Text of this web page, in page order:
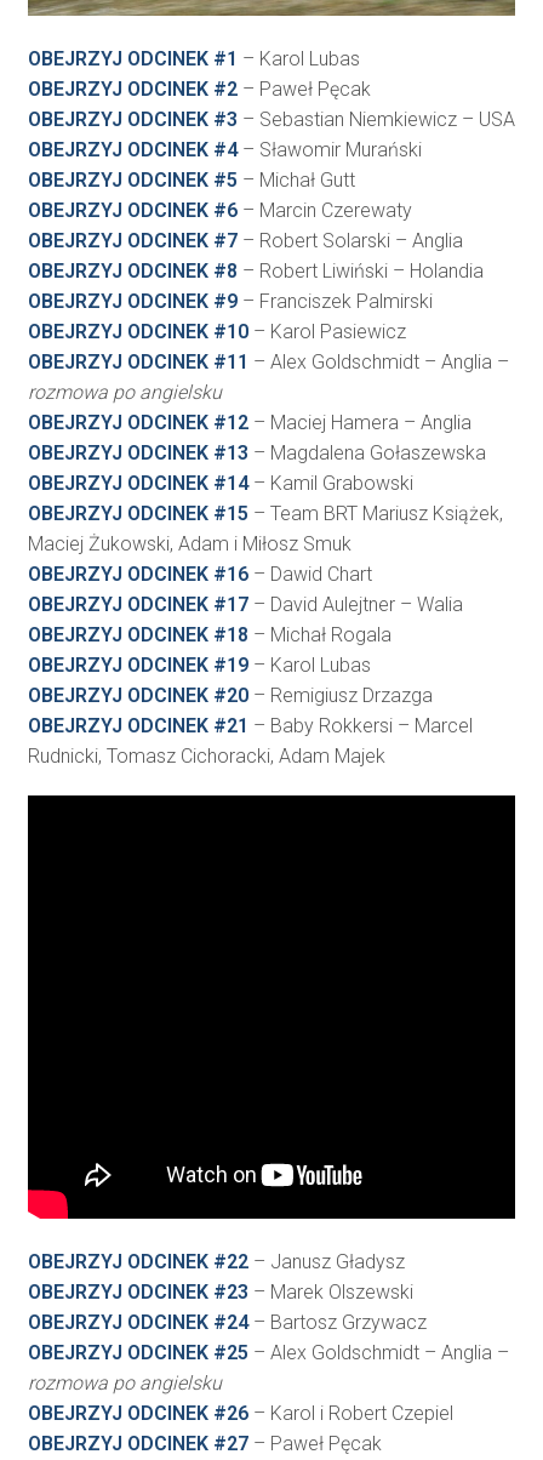
OBEJRZYJ ODCINEK #1 – Karol Lubas
OBEJRZYJ ODCINEK #2– Paweł Pęcak
OBEJRZYJ ODCINEK #3 – Sebastian Niemkiewicz – USA
OBEJRZYJ ODCINEK #4– Sławomir Murański
OBEJRZYJ ODCINEK #5 – Michał Gutt
OBEJRZYJ ODCINEK #6– Marcin Czerewaty
OBEJRZYJ ODCINEK #7– Robert Solarski – Anglia
OBEJRZYJ ODCINEK #8 – Robert Liwiński – Holandia
OBEJRZYJ ODCINEK #9 – Franciszek Palmirski
OBEJRZYJ ODCINEK #10– Karol Pasiewicz
OBEJRZYJ ODCINEK #11 – Alex Goldschmidt – Anglia –
rozmowa po angielsku
OBEJRZYJ ODCINEK #12– Maciej Hamera – Anglia
OBEJRZYJ ODCINEK #13 – Magdalena Gołaszewska
OBEJRZYJ ODCINEK #14– Kamil Grabowski
OBEJRZYJ ODCINEK #15 – Team BRT Mariusz Książek,
Maciej Żukowski, Adam i Miłosz Smuk
OBEJRZYJ ODCINEK #16– Dawid Chart
OBEJRZYJ ODCINEK #17– David Aulejtner – Walia
OBEJRZYJ ODCINEK #18 – Michał Rogala
OBEJRZYJ ODCINEK #19 – Karol Lubas
OBEJRZYJ ODCINEK #20– Remigiusz Drzazga
OBEJRZYJ ODCINEK #21 – Baby Rokkersi – Marcel
Rudnicki, Tomasz Cichoracki, Adam Majek
OBEJRZYJ ODCINEK #22– Janusz Gładysz
OBEJRZYJ ODCINEK #23 – Marek Olszewski
OBEJRZYJ ODCINEK #24– Bartosz Grzywacz
OBEJRZYJ ODCINEK #25 – Alex Goldschmidt – Anglia –
rozmowa po angielsku
OBEJRZYJ ODCINEK #26– Karol i Robert Czepiel
OBEJRZYJ ODCINEK #27– Paweł Pęcak